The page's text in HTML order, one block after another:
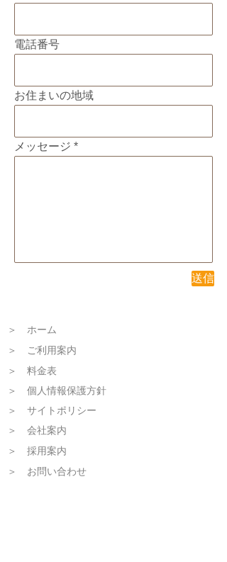
電話番号
お住まいの地域
メッセージ
送信
＞ ホーム
＞ ご利用案内
＞ 料金表
＞ 個人情報保護方針
＞ サイトポリシー
＞ ​会社案内
＞ 採用案内
＞ お問い合わせ